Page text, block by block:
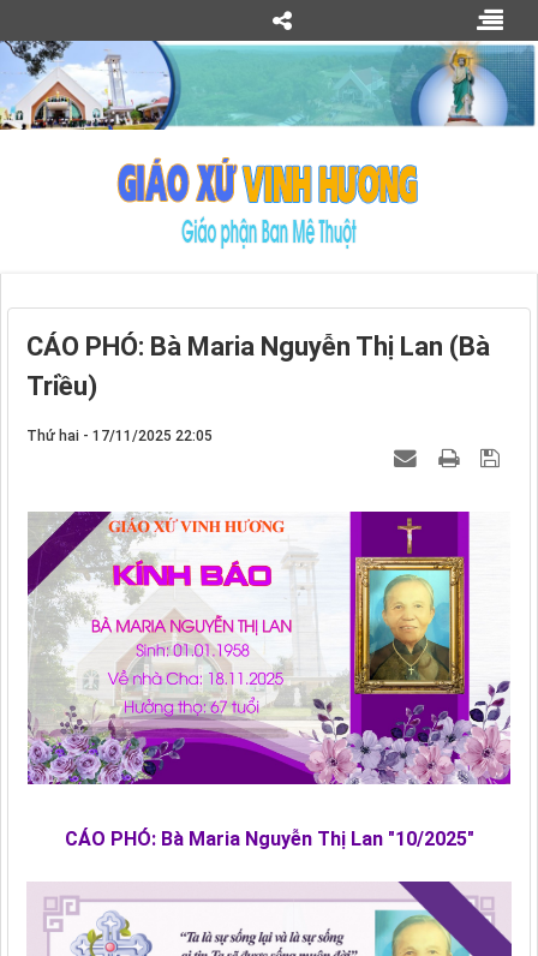
CÁO PHÓ: Bà Maria Nguyễn Thị Lan (Bà
Triều)
Thứ hai - 17/11/2025 22:05
CÁO PHÓ: Bà Maria Nguyễn Thị Lan "10/2025"